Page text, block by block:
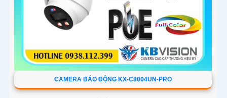
CAMERA BÁO ĐỘNG KX-C8004UN-PRO